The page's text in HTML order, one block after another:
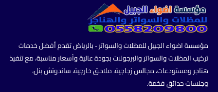
مؤسسة اضواء الجبيل للمظلات والسواتر - بالرياض تقدم أفضل خدمات
تركيب المظلات والسواتر والبرجولات بجودة عالية وأسعار مناسبة، مع تنفيذ
هناجر ومستودعات، مجالس زجاجية، ملاحق خارجية، ساندوتش بنل،
وجلسات حدائق فخمة.